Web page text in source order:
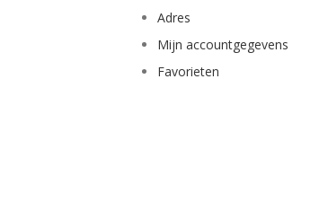
Adres
Mijn accountgegevens
Favorieten